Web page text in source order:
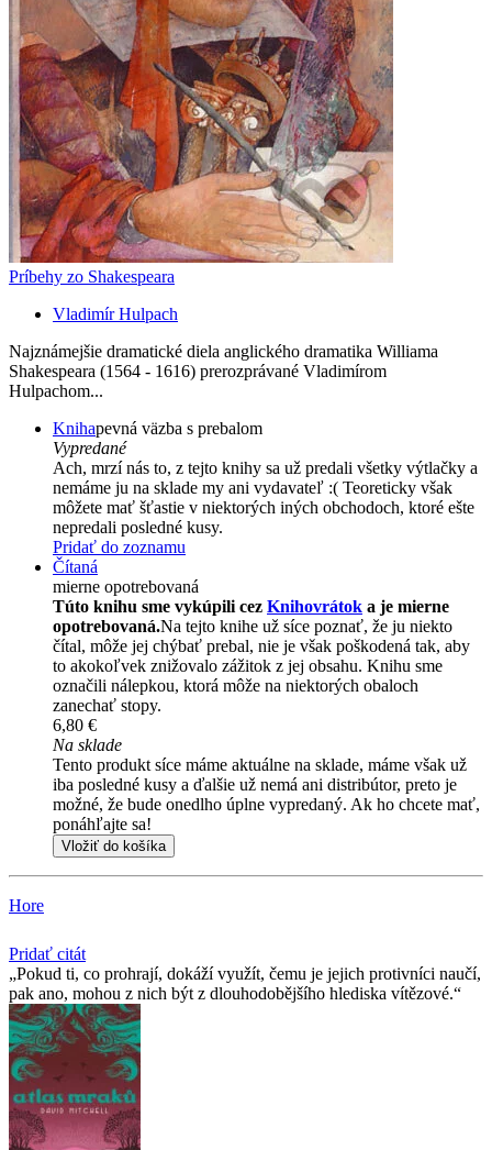
Príbehy zo Shakespeara
Vladimír Hulpach
Najznámejšie dramatické diela anglického dramatika Williama
Shakespeara (1564 - 1616) prerozprávané Vladimírom
Hulpachom...
Knihapevná väzba s prebalom
Vypredané
Ach, mrzí nás to, z tejto knihy sa už predali všetky výtlačky a
nemáme ju na sklade my ani vydavateľ :( Teoreticky však
môžete mať šťastie v niektorých iných obchodoch, ktoré ešte
nepredali posledné kusy.
Pridať do zoznamu
Čítaná
mierne opotrebovaná
Túto knihu sme vykúpili cez Knihovrátok a je mierne
opotrebovaná.Na tejto knihe už síce poznať, že ju niekto
čítal, môže jej chýbať prebal, nie je však poškodená tak, aby
to akokoľvek znižovalo zážitok z jej obsahu. Knihu sme
označili nálepkou, ktorá môže na niektorých obaloch
zanechať stopy.
6,80 €
Na sklade
Tento produkt síce máme aktuálne na sklade, máme však už
iba posledné kusy a ďalšie už nemá ani distribútor, preto je
možné, že bude onedlho úplne vypredaný. Ak ho chcete mať,
ponáhľajte sa!
Vložiť do košíka
Hore
Pridať citát
Pokud ti, co prohrají, dokáží využít, čemu je jejich protivníci naučí,
pak ano, mohou z nich být z dlouhodobějšího hlediska vítězové.